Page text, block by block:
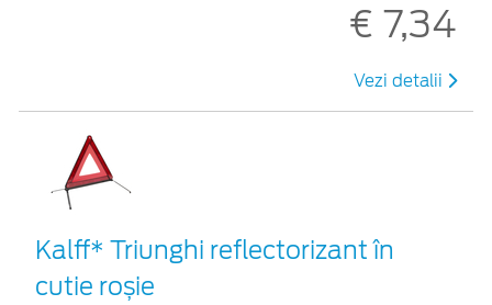
€ 7,34
Vezi detalii
Kalff* Triunghi reflectorizant în
cutie roșie